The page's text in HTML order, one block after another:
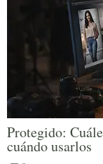
Protegido:
cuándo usarlos